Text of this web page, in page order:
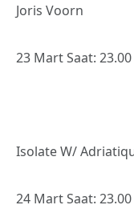
Joris Voorn
23 Mart Saat: 23.00
Isolate W/
24 Mart Saat: 23.00